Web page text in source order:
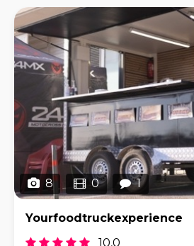
8 0 1
Yourfoodtruckexperience
10,0